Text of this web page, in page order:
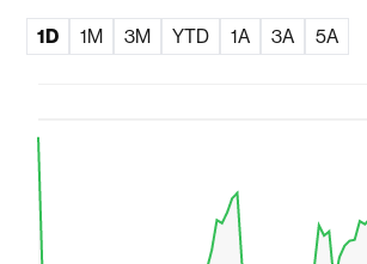
1D 1M 3M YTD 1A 3A 5A